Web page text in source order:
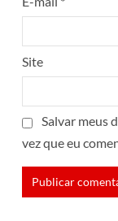
Site
Salvar meus
vez que eu